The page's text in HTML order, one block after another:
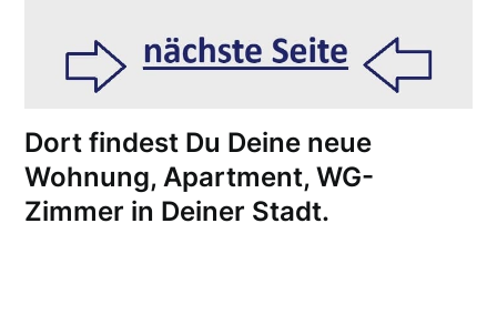
Dort findest Du Deine neue
Wohnung, Apartment, WG-
Zimmer in Deiner Stadt.